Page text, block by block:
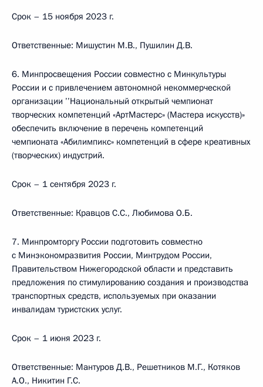
Срок – 15 ноября 2023 г.
Ответственные: Мишустин М.В., Пушилин Д.В.
6. Минпросвещения России совместно с Минкультуры
России и с привлечением автономной некоммерческой
организации ’’Национальный открытый чемпионат
творческих компетенций «АртМастерс» (Мастера искусств)»
обеспечить включение в перечень компетенций
чемпионата «Абилимпикс» компетенций в сфере креативных
(творческих) индустрий.
Срок – 1 сентября 2023 г.
Ответственные: Кравцов С.С., Любимова О.Б.
7. Минпромторгу России подготовить совместно
с Минэкономразвития России, Минтрудом России,
Правительством Нижегородской области и представить
предложения по стимулированию создания и производства
транспортных средств, используемых при оказании
инвалидам туристских услуг.
Срок – 1 июня 2023 г.
Ответственные: Мантуров Д.В., Решетников М.Г., Котяков
А.О., Никитин Г.С.